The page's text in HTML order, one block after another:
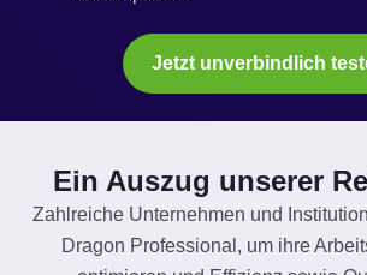
Jetzt unverbindlich
Ein Auszug unserer
Zahlreiche Unternehmen und
Dragon Professional, um ihre